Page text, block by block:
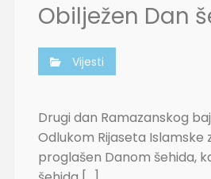
Obilježen Dan
Vijesti
Drugi dan Ramazanskog
Odlukom Rijaseta Islamske
proglašen Danom šehida,